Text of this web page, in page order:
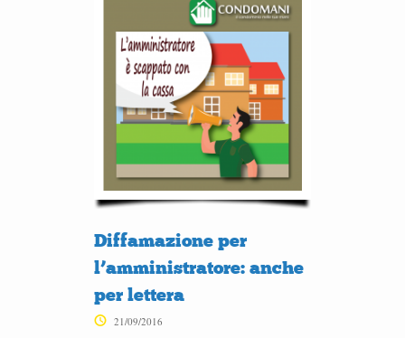
Diffamazione per
l’amministratore: anche
per lettera
21/09/2016